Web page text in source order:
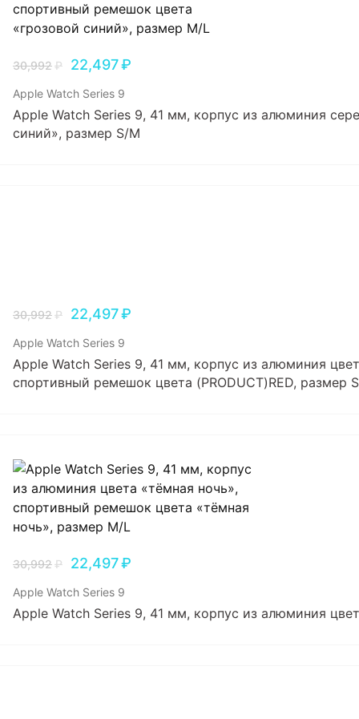
30,992₽ 22,497₽
Apple Watch Series 9
Apple Watch Series 9, 41 мм, корпус из алюминия
синий», размер S/M
30,992₽ 22,497₽
Apple Watch Series 9
Apple Watch Series 9, 41 мм, корпус из алюминия
спортивный ремешок цвета (PRODUCT)RED, размер
30,992₽ 22,497₽
Apple Watch Series 9
Apple Watch Series 9, 41 мм, корпус из алюминия